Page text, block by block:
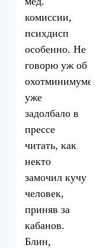
комиссии,
психдисп
особенно. Не
говорю уж об
охотминимуме,
уже
задолбало в
прессе
читать, как
некто
замочил кучу
человек,
приняв за
кабанов.
Блин,